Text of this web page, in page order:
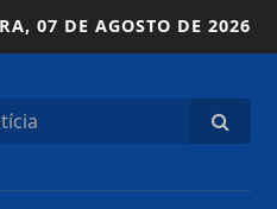
07 DE AGOSTO DE 2026